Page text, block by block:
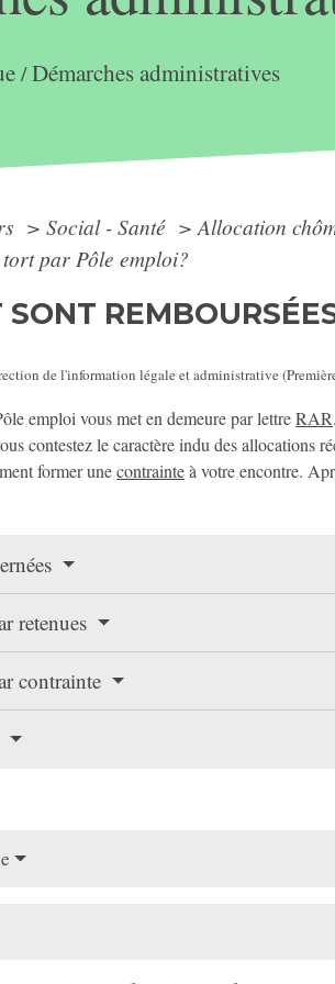
/Démarches administratives
> Social - Santé > Allocation
tort par Pôle emploi?
de l'information légale et administrative
emploi vous met en demeure par lettreRAR
contestez le caractère indu des allocations
former unecontrainteà votre encontre.
retenues
contrainte